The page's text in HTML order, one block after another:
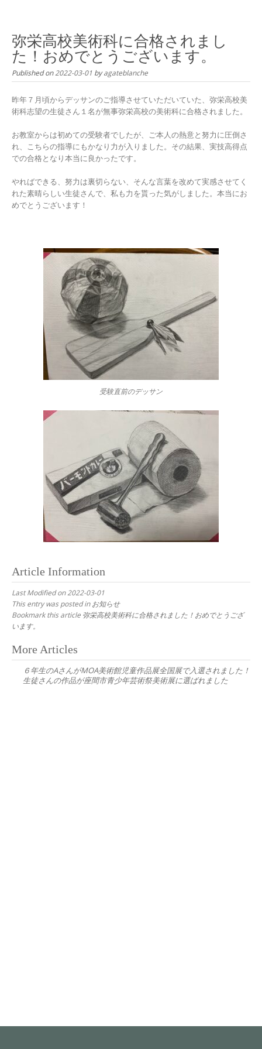
content
弥栄高校美術科に合格されまし
た！おめでとうございます。
Published on2022-03-01 byagateblanche
昨年７月頃からデッサンのご指導させていただいていた、弥栄高校美
術科志望の生徒さん１名が無事弥栄高校の美術科に合格されました。
お教室からは初めての受験者でしたが、ご本人の熱意と努力に圧倒さ
れ、こちらの指導にもかなり力が入りました。その結果、実技高得点
での合格となり本当に良かったです。
やればできる、努力は裏切らない、そんな言葉を改めて実感させてく
れた素晴らしい生徒さんで、私も力を貰った気がしました。本当にお
めでとうございます！
受験直前のデッサン
Article Information
Last Modified on 2022-03-01
This entry was posted inお知らせ
Bookmark this article 弥栄高校美術科に合格されました！おめでとうござ
います。
Post
navigation
More Articles
６年生のAさんがMOA美術館児童作品展全国展で入選されました！
生徒さんの作品が座間市青少年芸術祭美術展に選ばれました